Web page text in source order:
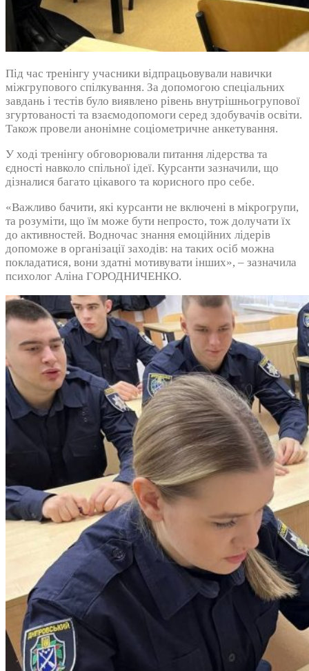
Під час тренінгу учасники відпрацьовували навички
міжгрупового спілкування. За допомогою спеціальних
завдань і тестів було виявлено рівень внутрішньогрупової
згуртованості та взаємодопомоги серед здобувачів освіти.
Також провели анонімне соціометричне анкетування.
У ході тренінгу обговорювали питання лідерства та
єдності навколо спільної ідеї. Курсанти зазначили, що
дізналися багато цікавого та корисного про себе.
«Важливо бачити, які курсанти не включені в мікрогрупи,
та розуміти, що їм може бути непросто, тож долучати їх
до активностей. Водночас знання емоційних лідерів
допоможе в організації заходів: на таких осіб можна
покладатися, вони здатні мотивувати інших», – зазначила
психолог Аліна ГОРОДНИЧЕНКО.